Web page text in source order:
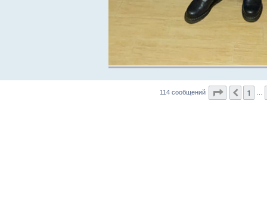
114 сообщений Страница
Пред.
1